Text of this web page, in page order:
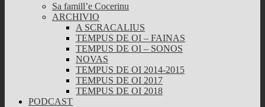
Sa famill’e Cocerinu
ARCHIVIO
A SCRACALIUS
TEMPUS DE OI – FAINAS
TEMPUS DE OI – SONOS
NOVAS
TEMPUS DE OI 2014-2015
TEMPUS DE OI 2017
TEMPUS DE OI 2018
PODCAST